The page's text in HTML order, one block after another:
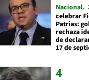
Nacional
celebrar
Patrias:
rechaza
de
17 de